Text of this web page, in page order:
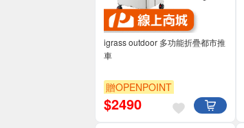
igrass outdoor 多功能折疊都市推
車
贈OPENPOINT
$2490